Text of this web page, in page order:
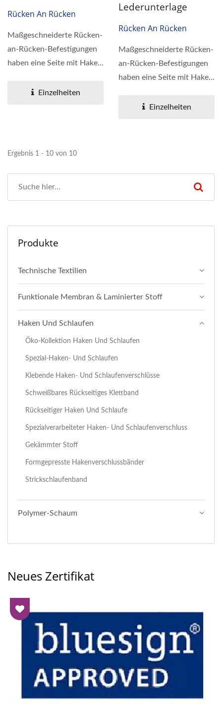
Rücken An Rücken
Maßgeschneiderte Rücken-
an-Rücken-Befestigungen
haben eine Seite mit Haken
Einzelheiten
Lederunterlage
Rücken An Rücken
Maßgeschneiderte Rücken-
an-Rücken-Befestigungen
haben eine Seite mit Haken
Einzelheiten
Ergebnis 1 - 10 von 10
Produkte
Technische Textilien
Funktionale Membran & Laminierter Stoff
Haken Und Schlaufen
Öko-Kollektion Haken Und Schlaufen
Spezial-Haken- Und Schlaufen
Klebende Haken- Und Schlaufenverschlüsse
Schweißbares Rückseitiges Klettband
Rückseitiger Haken Und Schlaufe
Spezialverarbeiteter Haken- Und Schlaufenverschluss
Gekämmter Stoff
Formgepresste Hakenverschlussbänder
Strickschlaufenband
Polymer-Schaum
Neues Zertifikat